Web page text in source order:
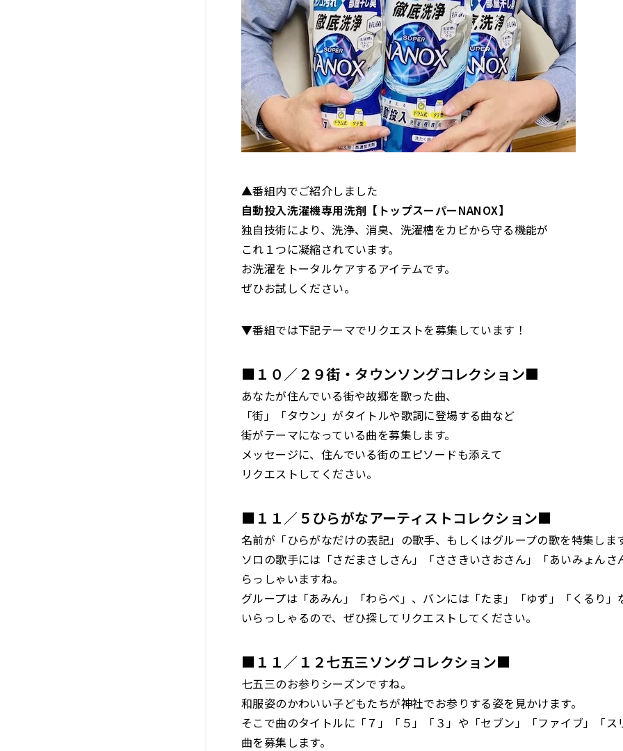
▲番組内でご紹介しました
自動投入洗濯機専用洗剤【トップスーパーNANOX】
独自技術により、洗浄、消臭、洗濯槽をカビから守る機能が
これ１つに凝縮されています。
お洗濯をトータルケアするアイテムです。
ぜひお試しください。
▼番組では下記テーマでリクエストを募集しています！
■１０／２９街・タウンソングコレクション■
あなたが住んでいる街や故郷を歌った曲、
「街」「タウン」がタイトルや歌詞に登場する曲など
街がテーマになっている曲を募集します。
メッセージに、住んでいる街のエピソードも添えて
リクエストしてください。
■１１／５ひらがなアーティストコレクション■
名前が「ひらがなだけの表記」の歌手、もしくはグループの歌を特集しま
ソロの歌手には「さだまさしさん」「ささきいさおさん」「あいみょんさ
らっしゃいますね。
グループは「あみん」「わらべ」、バンには「たま」「ゆず」「くるり」
いらっしゃるので、ぜひ探してリクエストしてください。
■１１／１２七五三ソングコレクション■
七五三のお参りシーズンですね。
和服姿のかわいい子どもたちが神社でお参りする姿を見かけます。
そこで曲のタイトルに「７」「５」「３」や「セブン」「ファイブ」「ス
曲を募集します。